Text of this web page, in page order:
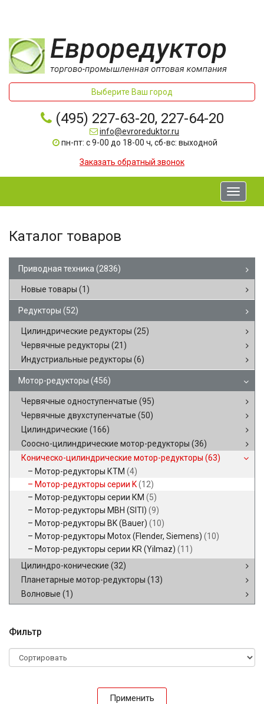
Выберите Ваш город
(495) 227-63-20, 227-64-20
info@evroreduktor.ru
пн-пт: с 9-00 до 18-00 ч, сб-вс: выходной
Заказать обратный звонок
Toggle
Каталог товаров
Приводная техника (2836)
Новые товары (1)
Редукторы (52)
Цилиндрические редукторы (25)
Червячные редукторы (21)
Индустриальные редукторы (6)
Мотор-редукторы (456)
Червячные одноступенчатые (95)
Червячные двухступенчатые (50)
Цилиндрические (166)
Соосно-цилиндрические мотор-редукторы (36)
Коническо-цилиндрические мотор-редукторы (63)
Мотор-редукторы КТМ (4)
Мотор-редукторы серии K(12)
Мотор-редукторы серии КМ (5)
Мотор-редукторы MBH (SITI) (9)
Мотор-редукторы BK (Bauer) (10)
Мотор-редукторы Motox (Flender, Siemens) (10)
Мотор-редукторы серии KR (Yilmaz) (11)
Цилиндро-конические (32)
Планетарные мотор-редукторы (13)
Волновые (1)
Фильтр
Применить